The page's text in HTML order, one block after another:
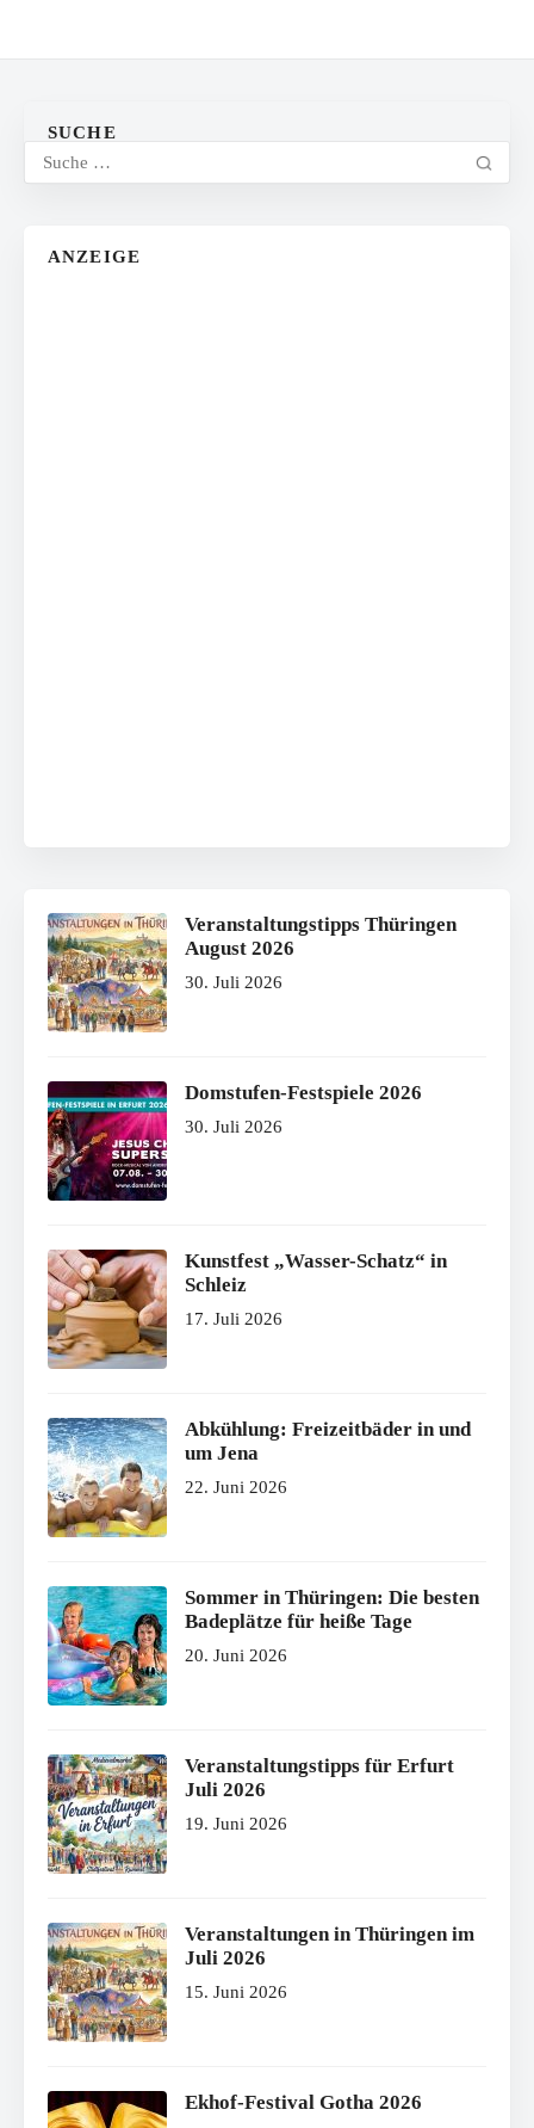
SUCHE
ANZEIGE
Veranstaltungstipps Thüringen
August 2026
30. Juli 2026
Domstufen-Festspiele 2026
30. Juli 2026
Kunstfest „Wasser-Schatz“ in
Schleiz
17. Juli 2026
Abkühlung: Freizeitbäder in und
um Jena
22. Juni 2026
Sommer in Thüringen: Die besten
Badeplätze für heiße Tage
20. Juni 2026
Veranstaltungstipps für Erfurt
Juli 2026
19. Juni 2026
Veranstaltungen in Thüringen im
Juli 2026
15. Juni 2026
Ekhof-Festival Gotha 2026